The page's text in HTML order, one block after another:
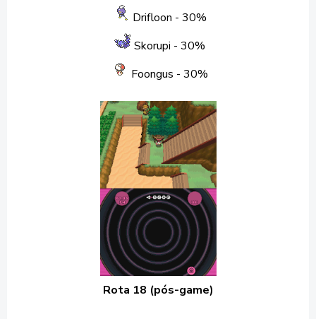
Drifloon - 30%
Skorupi - 30%
Foongus - 30%
Rota 18 (pós-game)